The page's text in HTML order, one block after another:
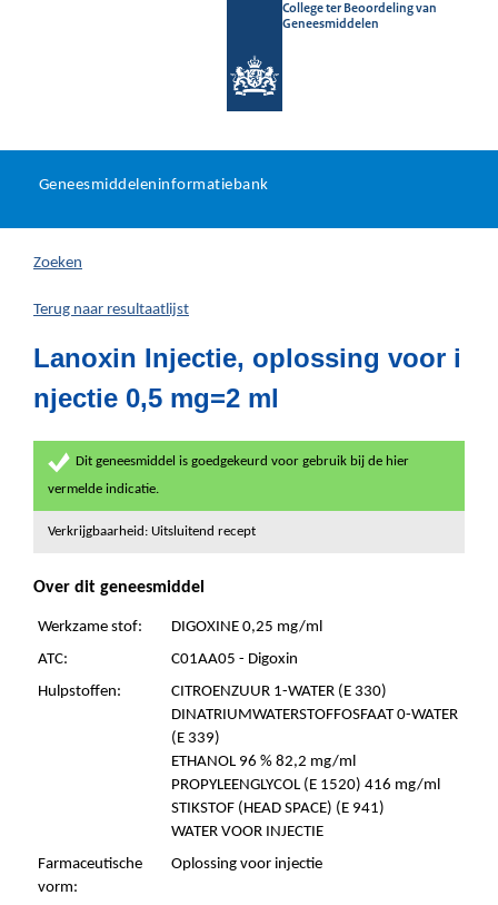
College ter Beoordeling van
Geneesmiddelen
U
hier:
Geneesmiddeleninformatiebank
Zoeken
Terug naar resultaatlijst
Lanoxin Injectie, oplossing voor i
njectie 0,5 mg=2 ml
Dit geneesmiddel is goedgekeurd voor gebruik bij de hier
vermelde indicatie.
Verkrijgbaarheid: Uitsluitend recept
Over dit geneesmiddel
Werkzame stof:
DIGOXINE 0,25 mg/ml
ATC:
C01AA05 - Digoxin
Hulpstoffen:
CITROENZUUR 1-WATER (E 330)
DINATRIUMWATERSTOFFOSFAAT 0-WATER
(E 339)
ETHANOL 96 % 82,2 mg/ml
PROPYLEENGLYCOL (E 1520) 416 mg/ml
STIKSTOF (HEAD SPACE) (E 941)
WATER VOOR INJECTIE
Farmaceutische
vorm:
Oplossing voor injectie